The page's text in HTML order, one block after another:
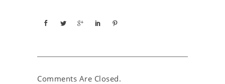
Comments Are Closed.